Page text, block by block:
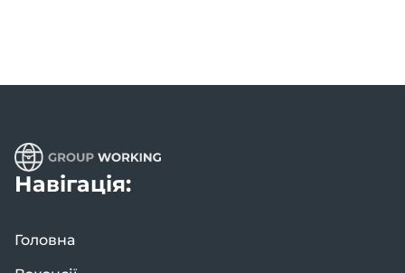
Навігація:
Головна